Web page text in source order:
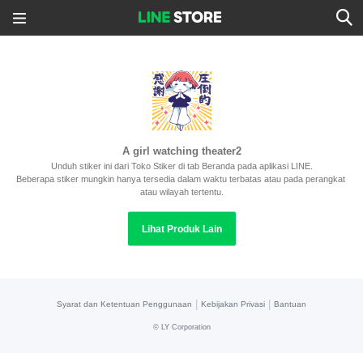
A girl watching theater2
Unduh stiker ini dari Toko Stiker di tab Beranda pada aplikasi LINE.
Beberapa stiker mungkin hanya tersedia dalam waktu terbatas atau pada perangkat
atau wilayah tertentu.
Lihat Produk Lain
Syarat dan Ketentuan Penggunaan Kebijakan Privasi Bantuan
© LY Corporation